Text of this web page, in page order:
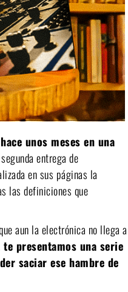
unos meses en una
entrega de
en sus páginas la
las definiciones que
aun la electrónica no llega a
presentamos una serie
saciar ese hambre de